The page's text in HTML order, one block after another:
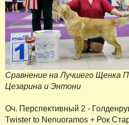
Сравнение на Лучшего Щенка
Цезарина и Энтони
Оч. Перспективный 2 -
Twister to Nenuoramos + Рок